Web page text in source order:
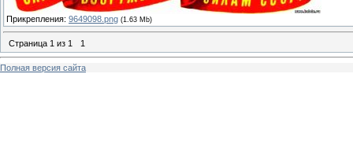
Прикрепления: 9649098.png (1.63 Mb)
Страница 1 из 1 1
Полная версия сайта